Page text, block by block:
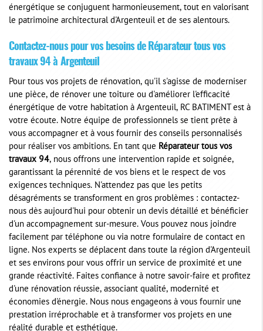
énergétique se conjuguent harmonieusement, tout en valorisant
le patrimoine architectural d'Argenteuil et de ses alentours.
Contactez-nous pour vos besoins de Réparateur tous vos
travaux 94à Argenteuil
Pour tous vos projets de rénovation, qu'il s'agisse de moderniser
une pièce, de rénover une toiture ou d'améliorer l'efficacité
énergétique de votre habitation à Argenteuil, RC BATIMENT est à
votre écoute. Notre équipe de professionnels se tient prête à
vous accompagner et à vous fournir des conseils personnalisés
pour réaliser vos ambitions. En tant que
Réparateur tous vos
travaux 94, nous offrons une intervention rapide et soignée,
garantissant la pérennité de vos biens et le respect de vos
exigences techniques. N'attendez pas que les petits
désagréments se transforment en gros problèmes : contactez-
nous dès aujourd'hui pour obtenir un devis détaillé et bénéficier
d'un accompagnement sur-mesure. Vous pouvez nous joindre
facilement par téléphone ou via notre formulaire de contact en
ligne. Nos experts se déplacent dans toute la région d'Argenteuil
et ses environs pour vous offrir un service de proximité et une
grande réactivité. Faites confiance à notre savoir-faire et profitez
d'une rénovation réussie, associant qualité, modernité et
économies d'énergie. Nous nous engageons à vous fournir une
prestation irréprochable et à transformer vos projets en une
réalité durable et esthétique.